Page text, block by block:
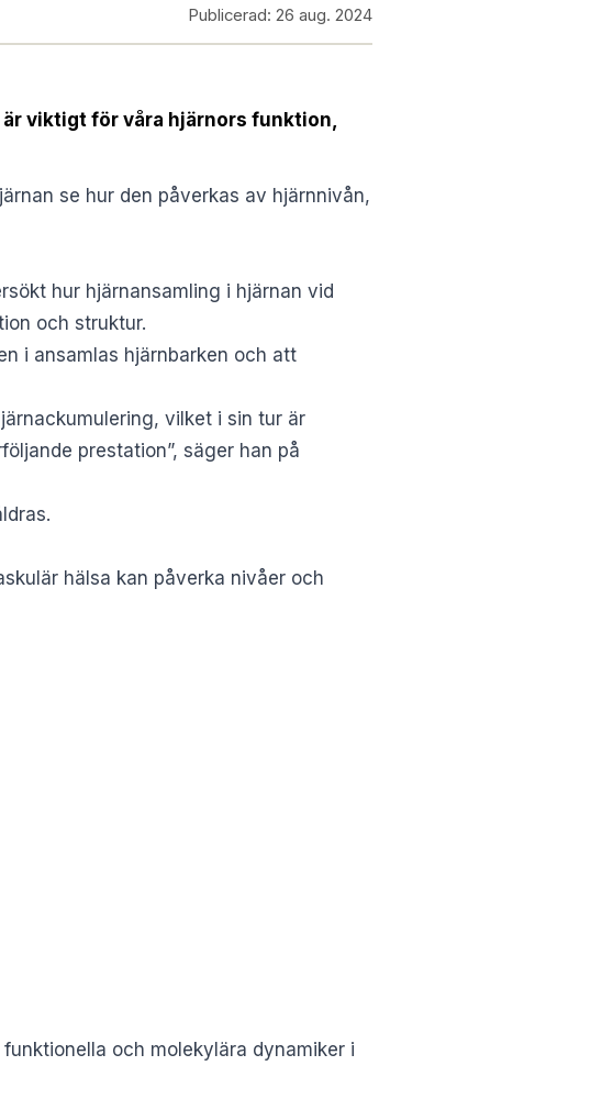
Publicerad: 26 aug. 2024
viktigt för våra hjärnors funktion,
se hur den påverkas av hjärnnivån,
hur hjärnansamling i hjärnan vid
och struktur.
i ansamlas hjärnbarken och att
vilket i sin tur är
prestation”, säger han på
hälsa kan påverka nivåer och
och molekylära dynamiker i